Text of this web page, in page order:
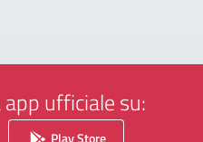
ufficiale su:
Play Store